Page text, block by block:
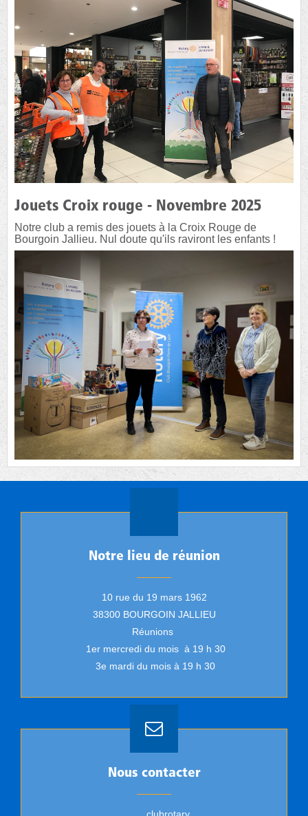
Jouets Croix rouge - Novembre 2025
Notre club a remis des jouets à la Croix Rouge de
Bourgoin Jallieu. Nul doute qu'ils raviront les enfants !
Notre lieu de réunion
10 rue du 19 mars 1962
38300 BOURGOIN JALLIEU
Réunions
1er mercredi du mois à 19 h 30
3e mardi du mois à 19 h 30
Nous contacter